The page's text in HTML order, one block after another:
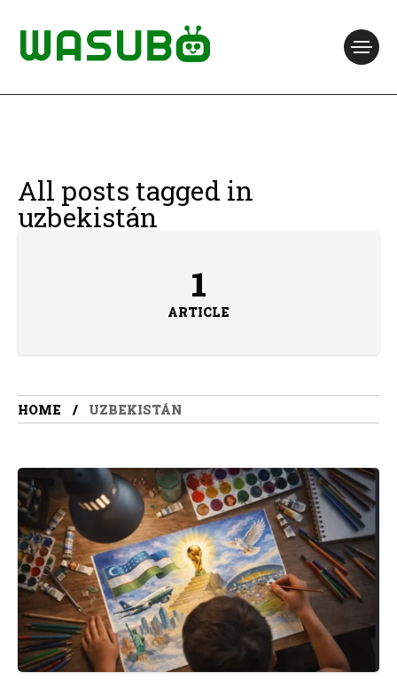
All posts tagged in
uzbekistán
1
ARTICLE
HOME UZBEKISTÁN